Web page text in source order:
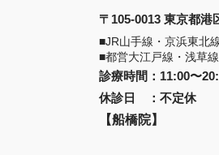
〒105-0013 東京都港
■JR山手線・京浜東北
■都営大江戸線・浅草
診療時間 ： 11:00〜
休診日
： 不定休
【船橋院】